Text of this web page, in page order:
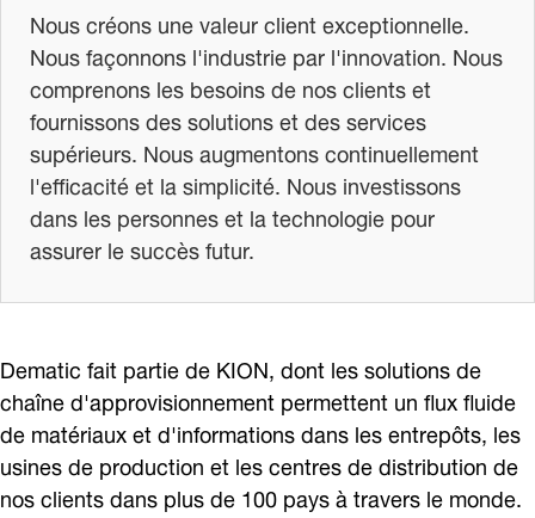
Nous créons une valeur client exceptionnelle.
Nous façonnons l'industrie par l'innovation. Nous
comprenons les besoins de nos clients et
fournissons des solutions et des services
supérieurs. Nous augmentons continuellement
l'efficacité et la simplicité. Nous investissons
dans les personnes et la technologie pour
assurer le succès futur.
Dematic fait partie de KION, dont les solutions de
chaîne d'approvisionnement permettent un flux fluide
de matériaux et d'informations dans les entrepôts, les
usines de production et les centres de distribution de
nos clients dans plus de 100 pays à travers le monde.